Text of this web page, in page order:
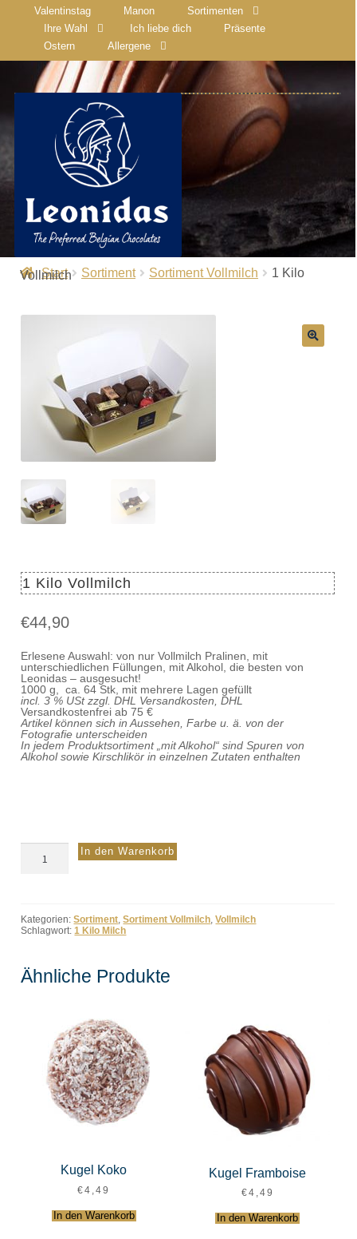
Valentinstag Manon
Sortimenten
Ihre Wahl
Ich liebe dich
Präsente
Ostern
Allergene
Start Sortiment Sortiment Vollmilch 1 Kilo
Vollmilch
1 Kilo Vollmilch
€44,90
Erlesene Auswahl: von nur Vollmilch Pralinen, mit
unterschiedlichen Füllungen, mit Alkohol, die besten von
Leonidas – ausgesucht!
1000 g, ca. 64 Stk, mit mehrere Lagen gefüllt
incl. 3 % USt zzgl. DHL Versandkosten, DHL
Versandkostenfrei ab 75 €
Artikel können sich in Aussehen, Farbe u. ä. von der
Fotografie unterscheiden
In jedem Produktsortiment „mit Alkohol“ sind Spuren von
Alkohol sowie Kirschlikör in einzelnen Zutaten enthalten
1
In den Warenkorb
Kategorien:Sortiment,Sortiment Vollmilch,Vollmilch
Schlagwort:1 Kilo Milch
Ähnliche Produkte
Kugel Koko
€4,49
In den Warenkorb
Kugel Framboise
€4,49
In den Warenkorb